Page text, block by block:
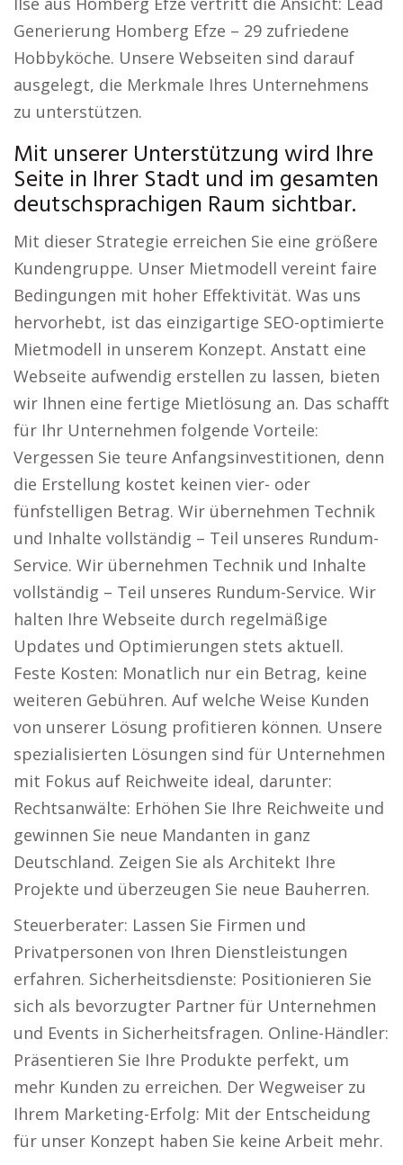
Generierung Homberg Efze – 29 zufriedene
Hobbyköche. Unsere Webseiten sind darauf
ausgelegt, die Merkmale Ihres Unternehmens
zu unterstützen.
Mit unserer Unterstützung wird Ihre
Seite in Ihrer Stadt und im gesamten
deutschsprachigen Raum sichtbar.
Mit dieser Strategie erreichen Sie eine größere
Kundengruppe. Unser Mietmodell vereint faire
Bedingungen mit hoher Effektivität. Was uns
hervorhebt, ist das einzigartige SEO-optimierte
Mietmodell in unserem Konzept. Anstatt eine
Webseite aufwendig erstellen zu lassen, bieten
wir Ihnen eine fertige Mietlösung an. Das schafft
für Ihr Unternehmen folgende Vorteile:
Vergessen Sie teure Anfangsinvestitionen, denn
die Erstellung kostet keinen vier- oder
fünfstelligen Betrag. Wir übernehmen Technik
und Inhalte vollständig – Teil unseres Rundum-
Service. Wir übernehmen Technik und Inhalte
vollständig – Teil unseres Rundum-Service. Wir
halten Ihre Webseite durch regelmäßige
Updates und Optimierungen stets aktuell.
Feste Kosten: Monatlich nur ein Betrag, keine
weiteren Gebühren. Auf welche Weise Kunden
von unserer Lösung profitieren können. Unsere
spezialisierten Lösungen sind für Unternehmen
mit Fokus auf Reichweite ideal, darunter:
Rechtsanwälte: Erhöhen Sie Ihre Reichweite und
gewinnen Sie neue Mandanten in ganz
Deutschland. Zeigen Sie als Architekt Ihre
Projekte und überzeugen Sie neue Bauherren.
Steuerberater: Lassen Sie Firmen und
Privatpersonen von Ihren Dienstleistungen
erfahren. Sicherheitsdienste: Positionieren Sie
sich als bevorzugter Partner für Unternehmen
und Events in Sicherheitsfragen. Online-Händler:
Präsentieren Sie Ihre Produkte perfekt, um
mehr Kunden zu erreichen. Der Wegweiser zu
Ihrem Marketing-Erfolg: Mit der Entscheidung
für unser Konzept haben Sie keine Arbeit mehr.